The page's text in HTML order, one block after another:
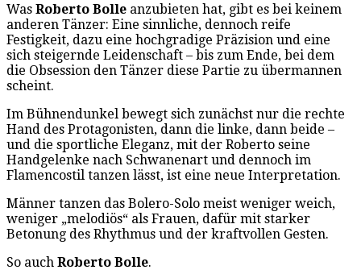
Was Roberto Bolle anzubieten hat, gibt es bei keinem
anderen Tänzer: Eine sinnliche, dennoch reife
Festigkeit, dazu eine hochgradige Präzision und eine
sich steigernde Leidenschaft – bis zum Ende, bei dem
die Obsession den Tänzer diese Partie zu übermannen
scheint.
Im Bühnendunkel bewegt sich zunächst nur die rechte
Hand des Protagonisten, dann die linke, dann beide –
und die sportliche Eleganz, mit der Roberto seine
Handgelenke nach Schwanenart und dennoch im
Flamencostil tanzen lässt, ist eine neue Interpretation.
Männer tanzen das Bolero-Solo meist weniger weich,
weniger „melodiös“ als Frauen, dafür mit starker
Betonung des Rhythmus und der kraftvollen Gesten.
So auch Roberto Bolle.